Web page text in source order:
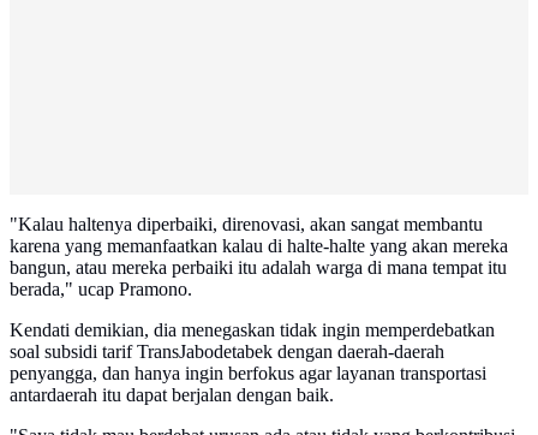
"Kalau haltenya diperbaiki, direnovasi, akan sangat membantu
karena yang memanfaatkan kalau di halte-halte yang akan mereka
bangun, atau mereka perbaiki itu adalah warga di mana tempat itu
berada," ucap Pramono.
Kendati demikian, dia menegaskan tidak ingin memperdebatkan
soal subsidi tarif TransJabodetabek dengan daerah-daerah
penyangga, dan hanya ingin berfokus agar layanan transportasi
antardaerah itu dapat berjalan dengan baik.